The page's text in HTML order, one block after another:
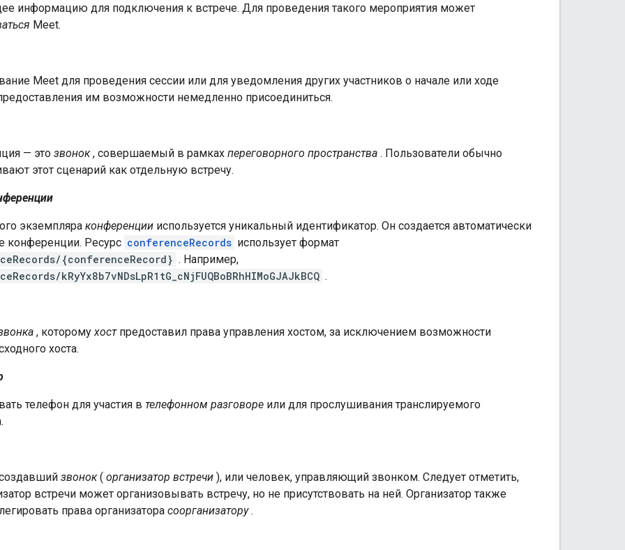
информацию для подключения к встрече. Для проведения такого мероприятия может
Meet.
Meet для проведения сессии или для уведомления других участников о начале или ходе
предоставления им возможности немедленно присоединиться.
— это звонок, совершаемый в рамках переговорного пространства . Пользователи обычно
этот сценарий как отдельную встречу.
экземпляра конференции используется уникальный идентификатор. Он создается автоматически
конференции. Ресурс conferenceRecords использует формат
{conferenceRecord} . Например,
kRyYx8b7vNDsLpR1tG_cNjFUQBoBRhHIMoGJAJkBCQ .
, которомухостпредоставил права управления хостом, за исключением возможности
хоста.
телефон для участия в телефонном разговоре или для прослушивания транслируемого
звонок( организатор встречи ), или человек, управляющий звонком. Следует отметить,
встречи может организовывать встречу, но не присутствовать на ней. Организатор также
права организатора соорганизатору.